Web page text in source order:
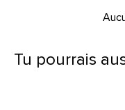
Tu pourrais